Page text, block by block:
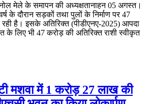
मेले के समापन की अध्यक्षतानाहन 05 अगस्त।
के दौरान सड़कों तथा पुलों के निर्माण पर 47
रही है। इसके अतिरिक्त (पीडीएनए-2025) आपदा
के लिए भी 47 करोड़ की अतिरिक्त राशी स्वीकृत
मशवा में 1 करोड़ 27 लाख की